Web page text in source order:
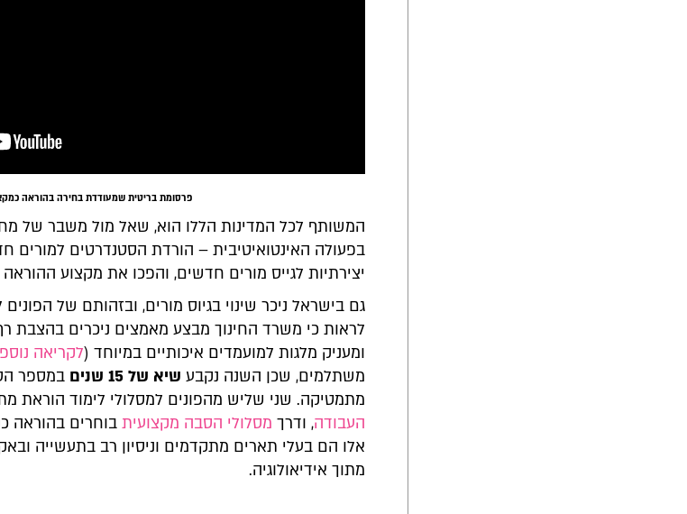
פרסומת בריטית שמעודדת בחירה בהוראה
המשותף לכל המדינות הללו הוא, שאל מול משבר של
בפעולה האינטואיטיבית – הורדת הסטנדרטים למורים
יצירתיות לגייס מורים חדשים, והפכו את מקצוע
גם בישראל ניכר שינוי בגיוס מורים, ובזהותם של
לראות כי משרד החינוך מבצע מאמצים ניכרים בהצבת
ומעניק מלגות למועמדים איכותיים במיוחד (לקריאה
משתלמים, שכן השנה נקבע שיא של 15 שנים
במספר
מתמטיקה. שני שליש מהפונים למסלולי לימוד הוראת
העבודה, ודרךמסלולי הסבה מקצועיתבוחרים בהוראה
אלו הם בעלי תארים מתקדמים וניסיון רב בתעשייה
מתוך אידיאולוגיה.